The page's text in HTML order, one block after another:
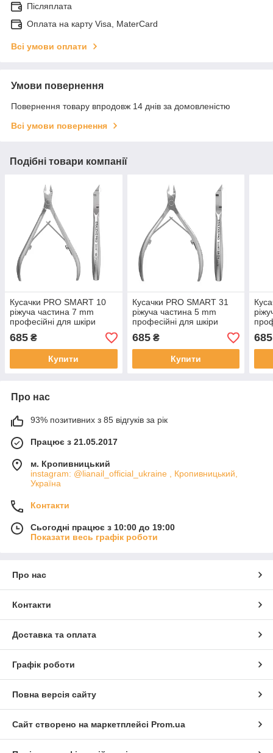
Післяплата
Оплата на карту Visa, MaterCard
Всі умови оплати
Умови повернення
Повернення товару впродовж 14 днів за домовленістю
Всі умови повернення
Подібні товари компанії
Кусачки PRO SMART 10
ріжуча частина 7 mm
професійні для шкіри
STALEKS
685 ₴
Купити
Кусачки PRO SMART 31
ріжуча частина 5 mm
професійні для шкіри
STALEKS
685₴
Купити
685
Про нас
93% позитивних з 85 відгуків за рік
Працює з 21.05.2017
м. Кропивницький
instagram: @lianail_official_ukraine , Кропивницький,
Україна
Контакти
Сьогодні працює з 10:00 до 19:00
Показати весь графік роботи
Про нас
Контакти
Доставка та оплата
Графік роботи
Повна версія сайту
Сайт створено на маркетплейсі Prom.ua